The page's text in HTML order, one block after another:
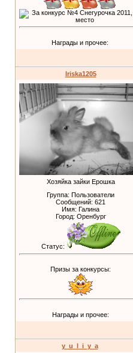
Награды и прочее:
Iriska1205
Хозяйка зайки Ерошка
Группа: Пользователи
Сообщений: 621
Имя: Галина
Город: Оренбург
Статус:
Призы за конкурсы:
Награды и прочее:
y_u_l_i_y_a